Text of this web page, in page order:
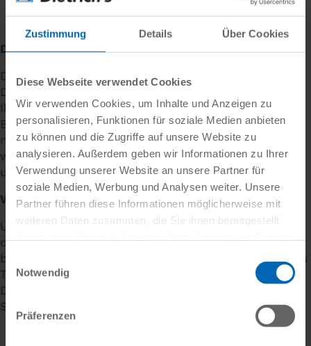
Zustimmung Details Über Cookies
Diese Webseite verwendet Cookies
Wir verwenden Cookies, um Inhalte und Anzeigen zu
personalisieren, Funktionen für soziale Medien anbieten
zu können und die Zugriffe auf unsere Website zu
analysieren. Außerdem geben wir Informationen zu Ihrer
Verwendung unserer Website an unsere Partner für
soziale Medien, Werbung und Analysen weiter. Unsere
Partner führen diese Informationen möglicherweise mit
weiteren Daten zusammen, die Sie ihnen bereitgestellt
Einwilligungsauswahl
Notwendig
Präferenzen
Datenschutzhinweis
Die Integrität und Vertraulichkeit Ihrer persönlichen
Daten ist uns ein besonderes Anliegen. Wir werden
Ihre Angaben mit Sorgfalt nach den gesetzlichen
Bestimmungen zum Datenschutz verarbeiten bzw.
nutzen und nicht ohne Ihre Zustimmung an Dritte
weitergeben. Nähere Details hierzu finden Sie in
unserer Datenschutzerklärung.
Widerrufsrecht
Unter der E-Mail-Adresse
oder der Telefonnummer+49 89 61 44 21 0
bekommen Sie Auskunft über Ihre bei der Dietrich's
Technology gespeicherten, personenbezogenen
Daten. Sie können jederzeit deren Berichtigung,
Sperrung oder Löschung verlangen.